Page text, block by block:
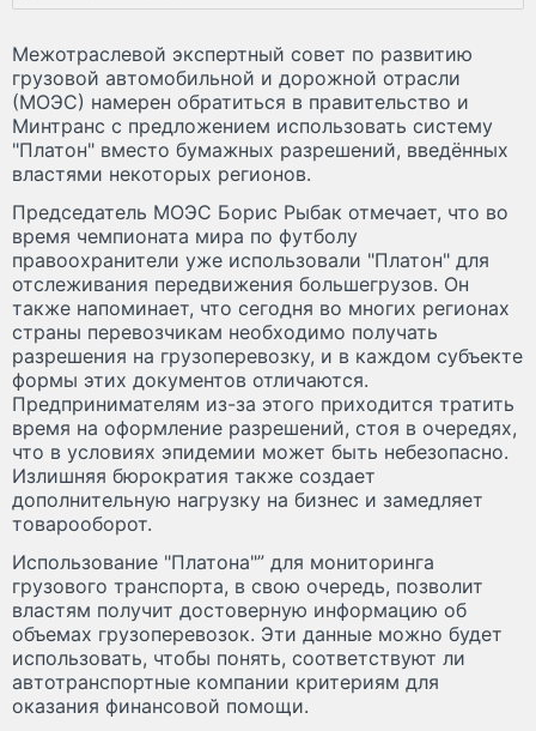
Межотраслевой экспертный совет по развитию
грузовой автомобильной и дорожной отрасли
(МОЭС) намерен обратиться в правительство и
Минтранс с предложением использовать систему
"Платон" вместо бумажных разрешений, введённых
властями некоторых регионов.
Председатель МОЭС Борис Рыбак отмечает, что во
время чемпионата мира по футболу
правоохранители уже использовали "Платон" для
отслеживания передвижения большегрузов. Он
также напоминает, что сегодня во многих регионах
страны перевозчикам необходимо получать
разрешения на грузоперевозку, и в каждом субъекте
формы этих документов отличаются.
Предпринимателям из-за этого приходится тратить
время на оформление разрешений, стоя в очередях,
что в условиях эпидемии может быть небезопасно.
Излишняя бюрократия также создает
дополнительную нагрузку на бизнес и замедляет
товарооборот.
Использование "Платона"” для мониторинга
грузового транспорта, в свою очередь, позволит
властям получит достоверную информацию об
объемах грузоперевозок. Эти данные можно будет
использовать, чтобы понять, соответствуют ли
автотранспортные компании критериям для
оказания финансовой помощи.